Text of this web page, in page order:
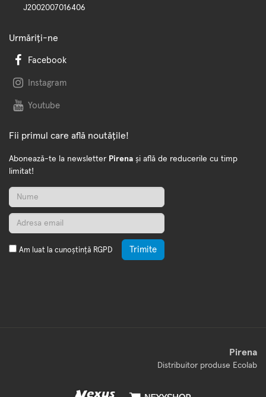
J2002007016406
Urmăriți-ne
Facebook
Instagram
Youtube
Fii primul care află noutățile!
Abonează-te la newsletter Pirena și află de reducerile cu timp
limitat!
Am luat la cunoștință RGPD Trimite
Pirena
Distribuitor produse Ecolab